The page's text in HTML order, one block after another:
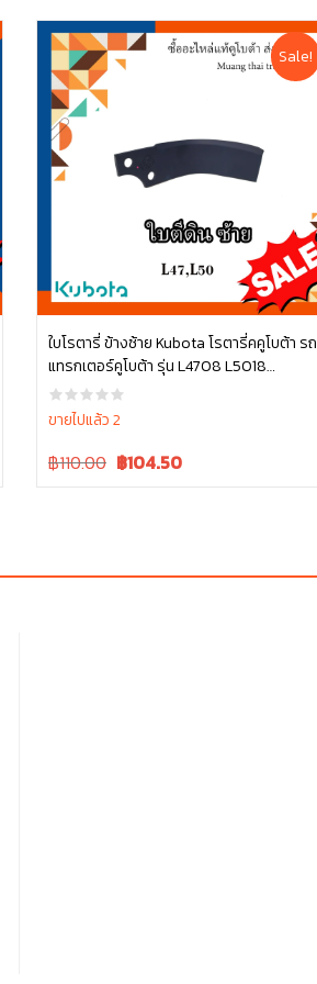
Sale!
ใบโรตารี่ ข้างซ้าย Kubota โรตารี่คคูโบต้า รถ
แทรกเตอร์คูโบต้า รุ่น L4708 L5018
W9518-54061
ขายไปแล้ว 2
Original
฿110.00 Current
฿104.50
หยิบใส่ตะกร้า